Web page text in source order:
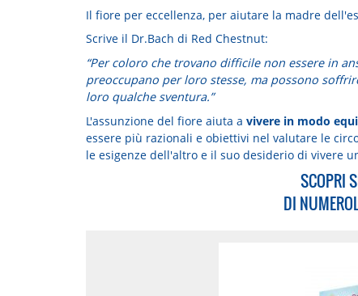
Il fiore per eccellenza, per aiutare la madre
Scrive il Dr.Bach di Red Chestnut:
“Per coloro che trovano difficile non essere in
preoccupano per loro stesse, ma possono
loro qualche sventura.”
L'assunzione del fiore aiuta a vivere in modo
essere più razionali e obiettivi nel valutare le
le esigenze dell'altro e il suo desiderio di vivere
SCOPRI
DI